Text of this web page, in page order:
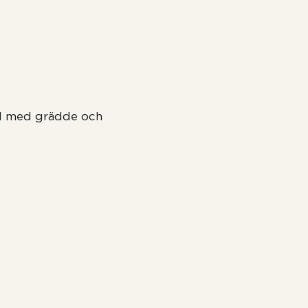
med grädde och